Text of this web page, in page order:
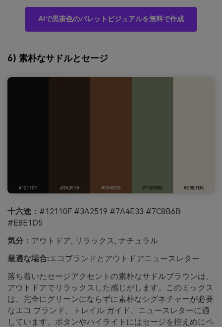
AIで黒茶色のパレットビジュアルを無料で作成
6) 素朴なサドルとセージ
十六進： #12110F #3A2519 #7A4E33 #7C8B6B
#E8E1D5
気分： アウトドア, リラックス, ナチュラル
最適な場合:エコブランドとアウトドアニュースレター
落ち着いたセージアクセントの素朴なサドルブラウンは、
アウトドアでリラックスした感じがします。このミックス
は、完全にグリーンにならずに素朴なシグネチャーが必要
なエコ ブランド、トレイル ガイド、ニュースレターに適
しています。ボタンやハイライトにはセージを控えめにペ